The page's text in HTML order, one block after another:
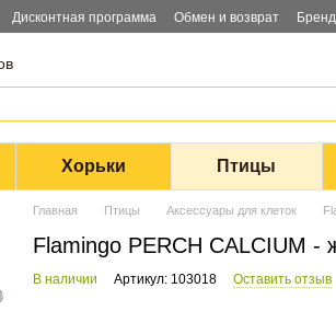
Дисконтная программа Обмен и возврат
Хорьки Птицы
Главная Птицы Аксессуары для клеток
Flamingo PERCH CALCIUM
В наличии Артикул: 103018 Оставить отзыв